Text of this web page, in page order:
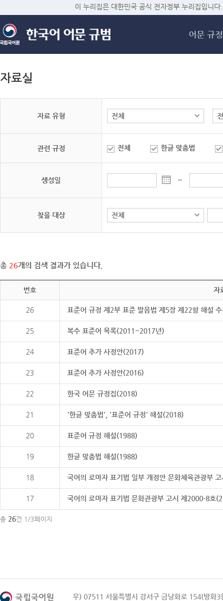
메
이 누리집은 대한민국 공식 전자정부 누리집입니다.
어문 규정
자료실
자료 유형
관련 규정 전체 한글 맞춤법
생성일 ~
찾을 대상
총 26개의 검색 결과가 있습니다.
번호 자
26 표준어 규정 제2부 표준 발음법 제5장 제22항 해설
25 복수 표준어 목록(2011~2017년)
24 표준어 추가 사정안(2017)
23 표준어 추가 사정안(2016)
22 한국 어문 규정집(2018)
21 '한글 맞춤법', '표준어 규정' 해설(2018)
20 표준어 규정 해설(1988)
19 한글 맞춤법 해설(1988)
18 국어의 로마자 표기법 일부 개정안 문화체육관광부
17 국어의 로마자 표기법 문화관광부 고시 제2000-8호
총 26건 1/3페이지
우) 07511 서울특별시 강서구 금낭화로 154(방화3